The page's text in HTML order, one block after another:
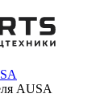
AUSA